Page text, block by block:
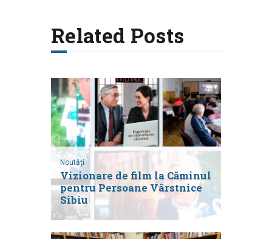
Related Posts
Noutăți
Vizionare de film la Căminul
pentru Persoane Vârstnice
Sibiu